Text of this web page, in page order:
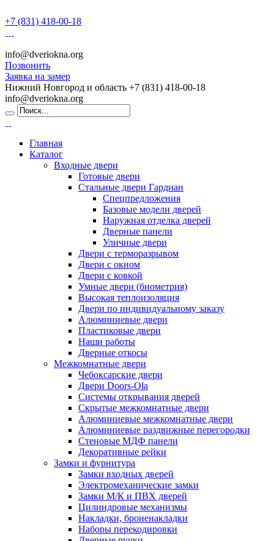
+7 (831) 418-00-18
info@dveriokna.org
Позвонить
Заявка на замер
Нижний Новгород и область +7 (831) 418-00-18
info@dveriokna.org
Главная
Каталог
Входные двери
Готовые двери
Стальные двери Гардиан
Спецпредложения
Базовые модели дверей
Наружная отделка дверей
Дверные панели
Уличные двери
Двери с терморазрывом
Двери с окном
Двери с ковкой
Умные двери (биометрия)
Высокая теплоизоляция
Двери по индивидуальному заказу
Алюминиевые двери
Пластиковые двери
Наши работы
Дверные откосы
Межкомнатные двери
Чебоксарские двери
Двери Doors-Ola
Системы открывания дверей
Скрытые межкомнатные двери
Алюминиевые межкомнатные двери
Алюминиевые раздвижные перегородки
Стеновые МДФ панели
Декоративные рейки
Замки и фурнитура
Замки входных дверей
Электромеханические замки
Замки М/К и ПВХ дверей
Цилиндровые механизмы
Накладки, броненакладки
Наборы перекодировки